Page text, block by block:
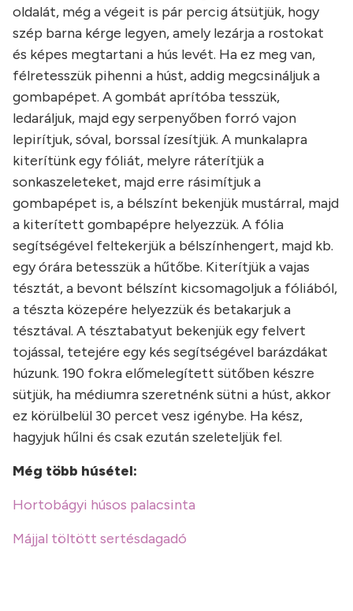
oldalát, még a végeit is pár percig átsütjük, hogy
szép barna kérge legyen, amely lezárja a rostokat
és képes megtartani a hús levét. Ha ez meg van,
félretesszük pihenni a húst, addig megcsináljuk a
gombapépet. A gombát aprítóba tesszük,
ledaráljuk, majd egy serpenyőben forró vajon
lepirítjuk, sóval, borssal ízesítjük. A munkalapra
kiterítünk egy fóliát, melyre ráterítjük a
sonkaszeleteket, majd erre rásimítjuk a
gombapépet is, a bélszínt bekenjük mustárral, majd
a kiterített gombapépre helyezzük. A fólia
segítségével feltekerjük a bélszínhengert, majd kb.
egy órára betesszük a hűtőbe. Kiterítjük a vajas
tésztát, a bevont bélszínt kicsomagoljuk a fóliából,
a tészta közepére helyezzük és betakarjuk a
tésztával. A tésztabatyut bekenjük egy felvert
tojással, tetejére egy kés segítségével barázdákat
húzunk. 190 fokra előmelegített sütőben készre
sütjük, ha médiumra szeretnénk sütni a húst, akkor
ez körülbelül 30 percet vesz igénybe. Ha kész,
hagyjuk hűlni és csak ezután szeleteljük fel.
Még több húsétel:
Hortobágyi húsos palacsinta
Májjal töltött sertésdagadó